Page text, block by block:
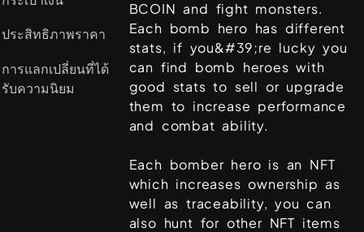
ประสิทธิภาพราคา
การแลกเปลี่ยนที่ได้
รับความนิยม
BCOIN and fight monsters.
Each bomb hero has different
stats, if you&#39;re lucky you
can find bomb heroes with
good stats to sell or upgrade
them to increase performance
and combat ability.
Each bomber hero is an NFT
which increases ownership as
well as traceability, you can
also hunt for other NFT items